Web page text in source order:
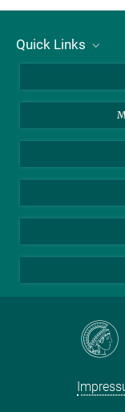
IHK Urkunde für
durch duale
Sie finden
werden Sie
Azubi bei Max
Quick Links
Stellenangebote